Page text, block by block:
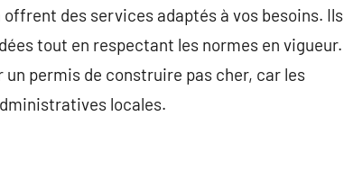
des services adaptés à vos besoins. Ils
tout en respectant les normes en vigueur.
un permis de construire pas cher, car les
locales.